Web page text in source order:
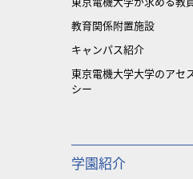
教育関係附置施設
キャンパス紹介
東京電機大学大学のアセ
シー
学園紹介